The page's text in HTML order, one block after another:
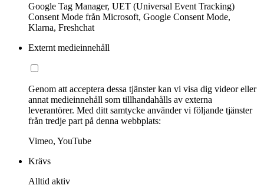
Google Tag Manager, UET (Universal Event Tracking)
Consent Mode från Microsoft, Google Consent Mode,
Klarna, Freshchat
Externt medieinnehåll
Genom att acceptera dessa tjänster kan vi visa dig videor eller
annat medieinnehåll som tillhandahålls av externa
leverantörer. Med ditt samtycke använder vi följande tjänster
från tredje part på denna webbplats:
Vimeo, YouTube
Krävs
Alltid aktiv